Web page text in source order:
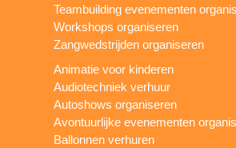
Teambuilding evenementen
Workshops organiseren
Zangwedstrijden organiseren
Animatie voor kinderen
Audiotechniek verhuur
Autoshows organiseren
Avontuurlijke evenementen
Ballonnen verhuren